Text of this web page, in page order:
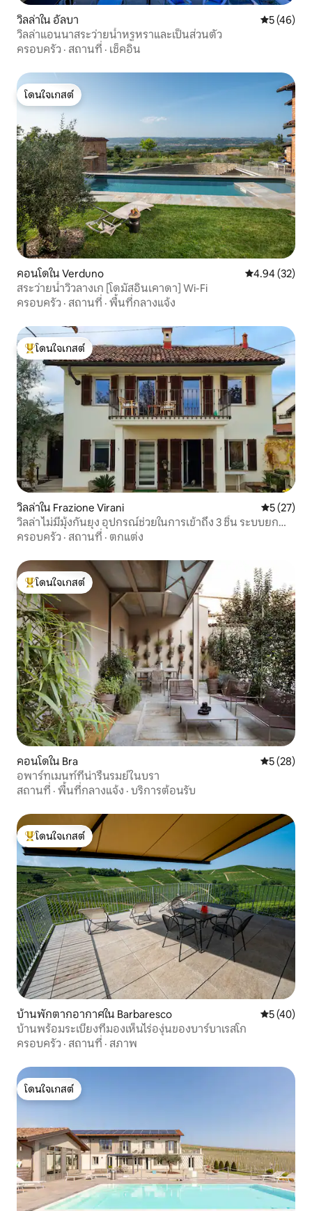
วิลล่าใน อัลบา คะแนนเฉลี่
5 (46)
วิลล่าแอนนาสระว่ายน้ำหรูหราและเป็นส่วนตัว
ครอบครัว · สถานที่ · เช็คอิน
โดนใจเกสต์
โดนใจเกสต์
คอนโดใน Verduno คะแนนเฉลี่ย
4.94 (32)
สระว่ายน้ำวิวลางเก [โดมัสอินเคาดา] Wi-Fi
ครอบครัว · สถานที่ · พื้นที่กลางแจ้ง
โดนใจเกสต์ที่สุด
โดนใจเกสต์
วิลล่าใน Frazione Virani คะแนนเฉลี่
5 (27)
วิลล่า ไม่มีมุ้งกันยุง อุปกรณ์ช่วยในการเข้าถึง 3 ชิ้น ระบบยก
แบบแอร์ลิฟท์ 3 ตัว
ครอบครัว · สถานที่ · ตกแต่ง
โดนใจเกสต์ที่สุด
โดนใจเกสต์
คอนโดใน Bra คะแนนเฉลี่
5 (28)
อพาร์ทเมนท์ที่น่ารื่นรมย์ในบรา
สถานที่ · พื้นที่กลางแจ้ง · บริการต้อนรับ
โดนใจเกสต์ที่สุด
โดนใจเกสต์
บ้านพักตากอากาศใน Barbaresco คะแนนเฉลี่
5 (40)
บ้านพร้อมระเบียงที่มองเห็นไร่องุ่นของบาร์บาเรสโก
ครอบครัว · สถานที่ · สภาพ
โดนใจเกสต์
โดนใจเกสต์